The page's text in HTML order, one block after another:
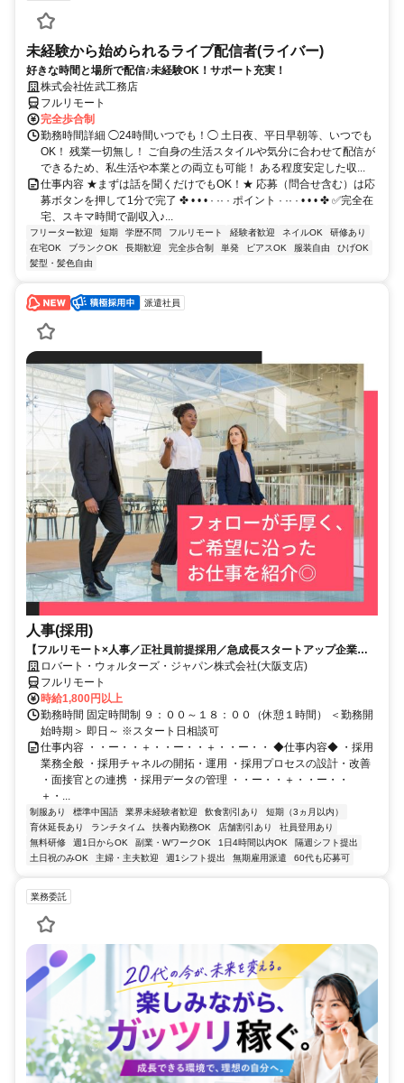
未経験から始められるライブ配信者(ライバー)
好きな時間と場所で配信♪未経験OK！サポート充実！
株式会社佐武工務店
フルリモート
完全歩合制
勤務時間詳細 ◯24時間いつでも！◯ 土日夜、平日早朝等、いつでも
OK！ 残業一切無し！ ご自身の生活スタイルや気分に合わせて配信が
できるため、私生活や本業との両立も可能！ ある程度安定した収...
仕事内容 ★まずは話を聞くだけでもOK！★ 応募（問合せ含む）は応
募ボタンを押して1分で完了 ✤ • • • · ·· · ポイント · ·· · • • • ✤ ✅完全在
宅、スキマ時間で副収入♪...
フリーター歓迎 短期 学歴不問 フルリモート 経験者歓迎 ネイルOK
研修あり
在宅OK
ブランクOK 長期歓迎 完全歩合制 単発 ピアスOK 服装自由
ひげOK
髪型・髪色自由
派遣社員
人事(採用)
【フルリモート×人事／正社員前提採用／急成長スタートアップ企業／
英語】Robert Walters
ロバート・ウォルターズ・ジャパン株式会社(大阪支店)
フルリモート
時給1,800円以上
勤務時間 固定時間制 ９：００～１８：００（休憩１時間） ＜勤務開
始時期＞ 即日～ ※スタート日相談可
仕事内容 ・・ー・・＋・・ー・・＋・・ー・・ ◆仕事内容◆ ・採用
業務全般 ・採用チャネルの開拓・運用 ・採用プロセスの設計・改善
・面接官との連携 ・採用データの管理 ・・ー・・＋・・ー・・
＋・...
制服あり 標準中国語 業界未経験者歓迎 飲食割引あり
短期（3ヵ月以内）
育休延長あり
ランチタイム 扶養内勤務OK 店舗割引あり
社員登用あり
無料研修
週1日からOK 副業・WワークOK 1日4時間以内OK
隔週シフト提出
土日祝のみOK
主婦・主夫歓迎 週1シフト提出 無期雇用派遣 60代も応募可
業務委託